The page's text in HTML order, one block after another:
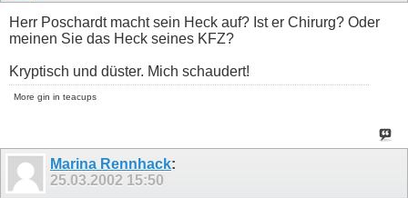
Herr Poschardt macht sein Heck auf? Ist er Chirurg? Oder
meinen Sie das Heck seines KFZ?
Kryptisch und düster. Mich schaudert!
More gin in teacups
Marina Rennhack:
25.03.2002 15:50